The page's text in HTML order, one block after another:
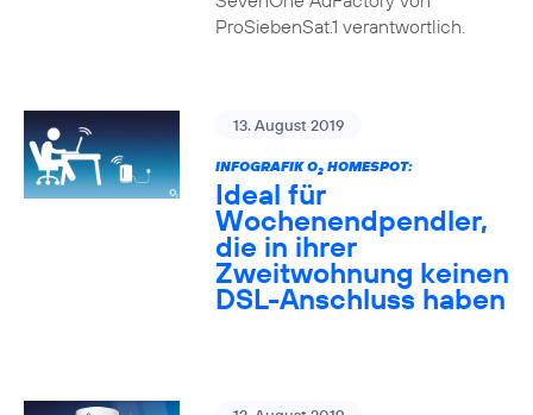
ProSiebenSat.1 verantwortlich.
13. August 2019
INFOGRAFIK O2HOMESPOT:
Ideal für
Wochenendpendler,
die in ihrer
Zweitwohnung keinen
DSL-Anschluss haben